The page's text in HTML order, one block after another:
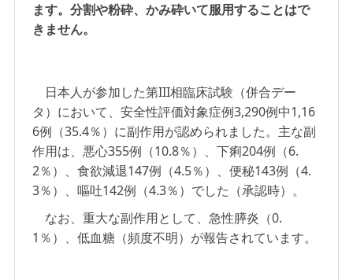
ます。分割や粉砕、かみ砕いて服用することはで
きません。
日本人が参加した第III相臨床試験（併合デー
タ）において、安全性評価対象症例3,290例中1,16
6例（35.4％）に副作用が認められました。主な副
作用は、悪心355例（10.8％）、下痢204例（6.
2％）、食欲減退147例（4.5％）、便秘143例（4.
3％）、嘔吐142例（4.3％）でした（承認時）。
なお、重大な副作用として、急性膵炎（0.
1％）、低血糖（頻度不明）が報告されています。